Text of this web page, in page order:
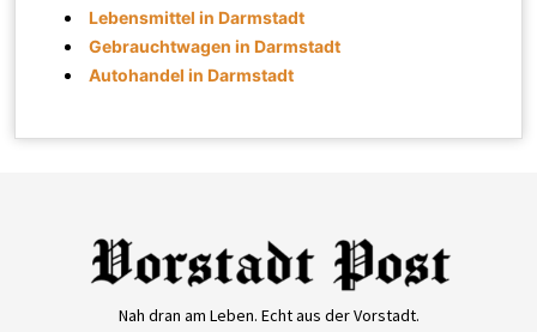
Lebensmittel in Darmstadt
Gebrauchtwagen in Darmstadt
Autohandel in Darmstadt
Nah dran am Leben. Echt aus der Vorstadt.